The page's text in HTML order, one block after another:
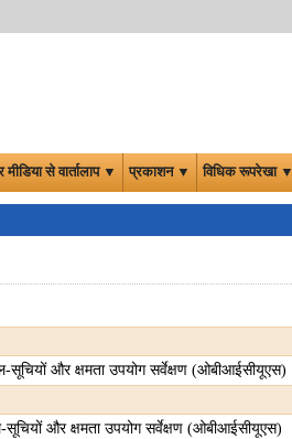
से वार्तालाप ▼ प्रकाशन ▼ विधिक रूपरेखा ▼
सूचियों और क्षमता उपयोग सर्वेक्षण (ओबीआईसीयूएस)
सूचियों और क्षमता उपयोग सर्वेक्षण (ओबीआईसीयूएस)